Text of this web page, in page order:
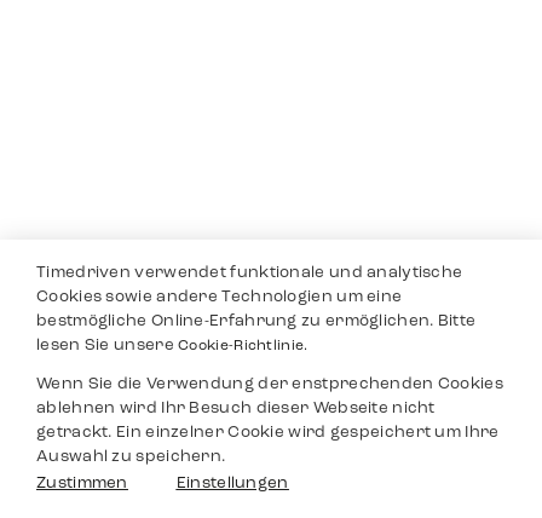
Timedriven verwendet funktionale und analytische
Cookies sowie andere Technologien um eine
bestmögliche Online-Erfahrung zu ermöglichen. Bitte
lesen Sie unsereCookie-Richtlinie.
Wenn Sie die Verwendung der enstprechenden Cookies
ablehnen wird Ihr Besuch dieser Webseite nicht
getrackt. Ein einzelner Cookie wird gespeichert um Ihre
Auswahl zu speichern.
Zustimmen
Einstellungen